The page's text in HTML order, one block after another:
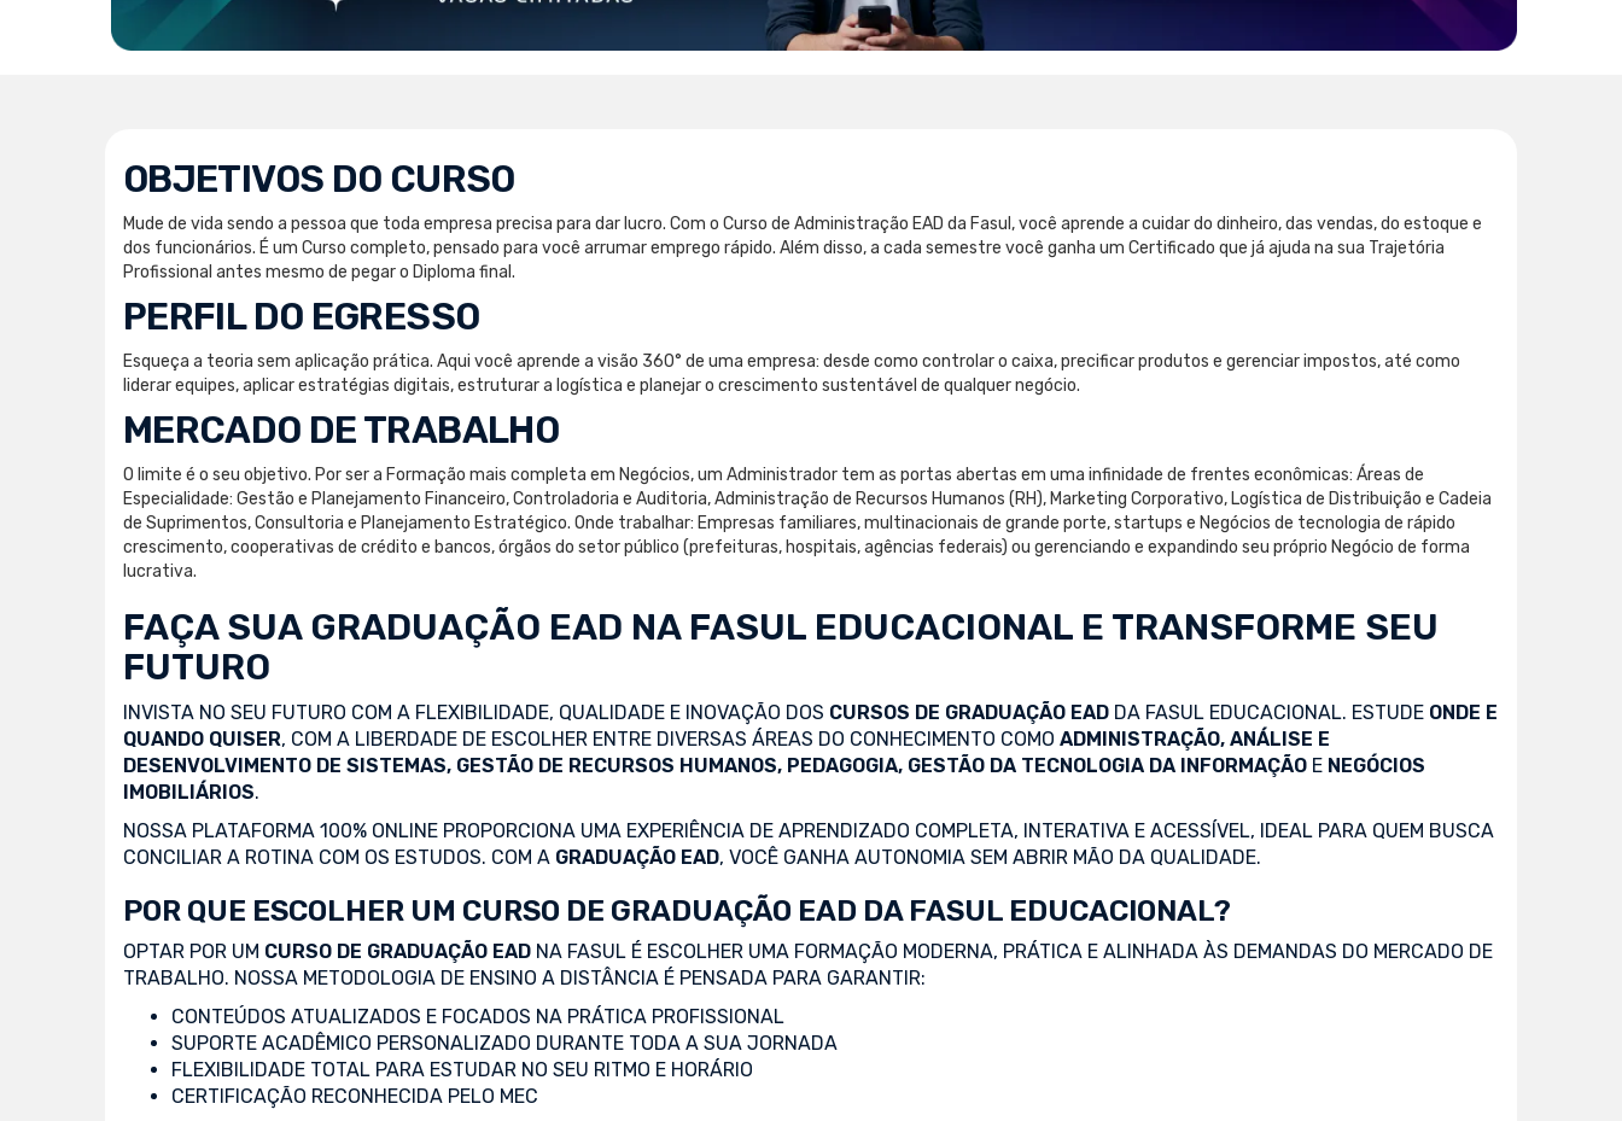
OBJETIVOS DO CURSO
Mude de vida sendo a pessoa que toda empresa precisa para dar lucro. Com o Curso de Administração EAD da Fasul, você aprende a cuidar do dinheiro, das vendas, do estoque e
dos funcionários. É um Curso completo, pensado para você arrumar emprego rápido. Além disso, a cada semestre você ganha um Certificado que já ajuda na sua Trajetória
Profissional antes mesmo de pegar o Diploma final.
PERFIL DO EGRESSO
Esqueça a teoria sem aplicação prática. Aqui você aprende a visão 360° de uma empresa: desde como controlar o caixa, precificar produtos e gerenciar impostos, até como
liderar equipes, aplicar estratégias digitais, estruturar a logística e planejar o crescimento sustentável de qualquer negócio.
MERCADO DE TRABALHO
O limite é o seu objetivo. Por ser a Formação mais completa em Negócios, um Administrador tem as portas abertas em uma infinidade de frentes econômicas: Áreas de
Especialidade: Gestão e Planejamento Financeiro, Controladoria e Auditoria, Administração de Recursos Humanos (RH), Marketing Corporativo, Logística de Distribuição e Cadeia
de Suprimentos, Consultoria e Planejamento Estratégico. Onde trabalhar: Empresas familiares, multinacionais de grande porte, startups e Negócios de tecnologia de rápido
crescimento, cooperativas de crédito e bancos, órgãos do setor público (prefeituras, hospitais, agências federais) ou gerenciando e expandindo seu próprio Negócio de forma
lucrativa.
FAÇA SUA GRADUAÇÃO EAD NA FASUL EDUCACIONAL E TRANSFORME SEU
FUTURO
INVISTA NO SEU FUTURO COM A FLEXIBILIDADE, QUALIDADE E INOVAÇÃO DOS CURSOS DE GRADUAÇÃO EAD DA FASUL EDUCACIONAL. ESTUDE ONDE E
QUANDO QUISER, COM A LIBERDADE DE ESCOLHER ENTRE DIVERSAS ÁREAS DO CONHECIMENTO COMO ADMINISTRAÇÃO, ANÁLISE E
DESENVOLVIMENTO DE SISTEMAS, GESTÃO DE RECURSOS HUMANOS, PEDAGOGIA, GESTÃO DA TECNOLOGIA DA INFORMAÇÃO E NEGÓCIOS
IMOBILIÁRIOS.
NOSSA PLATAFORMA 100% ONLINE PROPORCIONA UMA EXPERIÊNCIA DE APRENDIZADO COMPLETA, INTERATIVA E ACESSÍVEL, IDEAL PARA QUEM BUSCA
CONCILIAR A ROTINA COM OS ESTUDOS. COM A GRADUAÇÃO EAD, VOCÊ GANHA AUTONOMIA SEM ABRIR MÃO DA QUALIDADE.
POR QUE ESCOLHER UM CURSO DE GRADUAÇÃO EAD DA FASUL EDUCACIONAL?
OPTAR POR UM CURSO DE GRADUAÇÃO EAD NA FASUL É ESCOLHER UMA FORMAÇÃO MODERNA, PRÁTICA E ALINHADA ÀS DEMANDAS DO MERCADO DE
TRABALHO. NOSSA METODOLOGIA DE ENSINO A DISTÂNCIA É PENSADA PARA GARANTIR:
CONTEÚDOS ATUALIZADOS E FOCADOS NA PRÁTICA PROFISSIONAL
SUPORTE ACADÊMICO PERSONALIZADO DURANTE TODA A SUA JORNADA
FLEXIBILIDADE TOTAL PARA ESTUDAR NO SEU RITMO E HORÁRIO
CERTIFICAÇÃO RECONHECIDA PELO MEC